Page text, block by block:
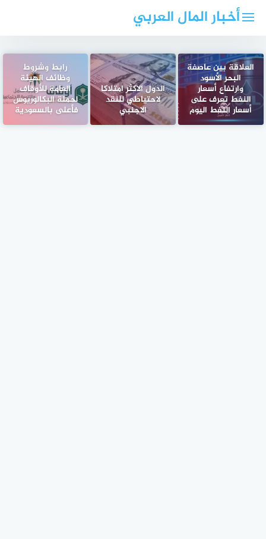
أخبار المال العربي
العلاقة بين عاصفة
البحر الأسود
وارتفاع أسعار
النفط تعرف على
أسعار النفط اليوم
الدول الاكثر امتلاكا
لاحتياطي للنقد
الاجنبي
رابط وشروط
وظائف الهيئة
العامة للأوقاف
لحملة البكالوريوس
فأعلى بالسعودية